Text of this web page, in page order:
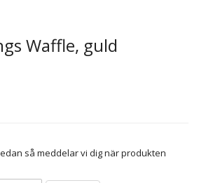
Waffle, guld
så meddelar vi dig när produkten